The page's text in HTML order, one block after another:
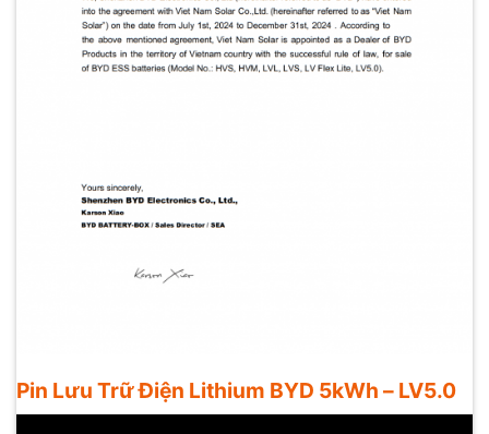
Pin Lưu Trữ Điện Lithium BYD 5kWh – LV5.0